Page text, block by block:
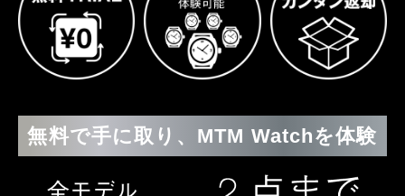
無料で手に取り、MTM Watchを体験